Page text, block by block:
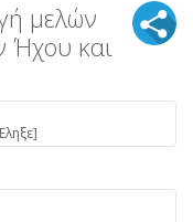
μελών
Ήχου και